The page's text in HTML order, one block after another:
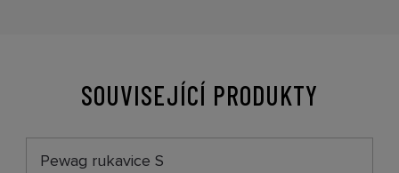
SOUVISEJÍCÍ PRODUKTY
Pewag rukavice S